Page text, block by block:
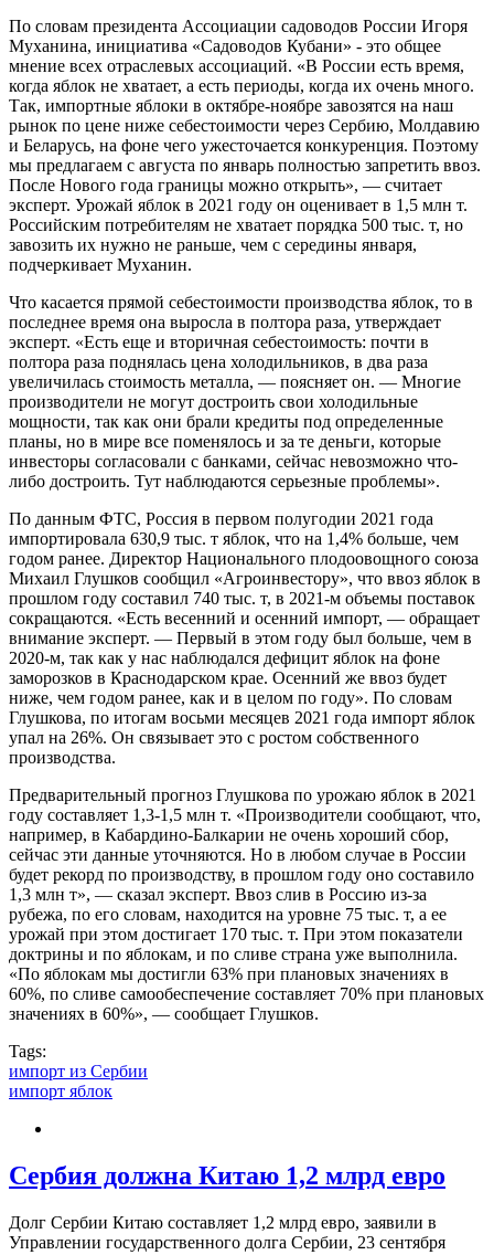
По словам президента Ассоциации садоводов России Игоря
Муханина, инициатива «Садоводов Кубани» - это общее
мнение всех отраслевых ассоциаций. «В России есть время,
когда яблок не хватает, а есть периоды, когда их очень много.
Так, импортные яблоки в октябре-ноябре завозятся на наш
рынок по цене ниже себестоимости через Сербию, Молдавию
и Беларусь, на фоне чего ужесточается конкуренция. Поэтому
мы предлагаем с августа по январь полностью запретить ввоз.
После Нового года границы можно открыть», — считает
эксперт. Урожай яблок в 2021 году он оценивает в 1,5 млн т.
Российским потребителям не хватает порядка 500 тыс. т, но
завозить их нужно не раньше, чем с середины января,
подчеркивает Муханин.
Что касается прямой себестоимости производства яблок, то в
последнее время она выросла в полтора раза, утверждает
эксперт. «Есть еще и вторичная себестоимость: почти в
полтора раза поднялась цена холодильников, в два раза
увеличилась стоимость металла, — поясняет он. — Многие
производители не могут достроить свои холодильные
мощности, так как они брали кредиты под определенные
планы, но в мире все поменялось и за те деньги, которые
инвесторы согласовали с банками, сейчас невозможно что-
либо достроить. Тут наблюдаются серьезные проблемы».
По данным ФТС, Россия в первом полугодии 2021 года
импортировала 630,9 тыс. т яблок, что на 1,4% больше, чем
годом ранее. Директор Национального плодоовощного союза
Михаил Глушков сообщил «Агроинвестору», что ввоз яблок в
прошлом году составил 740 тыс. т, в 2021-м объемы поставок
сокращаются. «Есть весенний и осенний импорт, — обращает
внимание эксперт. — Первый в этом году был больше, чем в
2020-м, так как у нас наблюдался дефицит яблок на фоне
заморозков в Краснодарском крае. Осенний же ввоз будет
ниже, чем годом ранее, как и в целом по году». По словам
Глушкова, по итогам восьми месяцев 2021 года импорт яблок
упал на 26%. Он связывает это с ростом собственного
производства.
Предварительный прогноз Глушкова по урожаю яблок в 2021
году составляет 1,3-1,5 млн т. «Производители сообщают, что,
например, в Кабардино-Балкарии не очень хороший сбор,
сейчас эти данные уточняются. Но в любом случае в России
будет рекорд по производству, в прошлом году оно составило
1,3 млн т», — сказал эксперт. Ввоз слив в Россию из-за
рубежа, по его словам, находится на уровне 75 тыс. т, а ее
урожай при этом достигает 170 тыс. т. При этом показатели
доктрины и по яблокам, и по сливе страна уже выполнила.
«По яблокам мы достигли 63% при плановых значениях в
60%, по сливе самообеспечение составляет 70% при плановых
значениях в 60%», — сообщает Глушков.
Tags:
импорт из Сербии
импорт яблок
Сербия должна Китаю 1,2 млрд евро
Долг Сербии Китаю составляет 1,2 млрд евро, заявили в
Управлении государственного долга Сербии, 23 сентября